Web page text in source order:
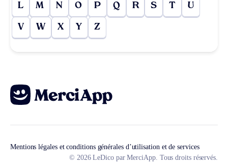
L M N O P Q R S T U
V W X Y Z
Mentions légales et conditions générales d’utilisation et de services
© 2026 LeDico par MerciApp. Tous droits réservés.